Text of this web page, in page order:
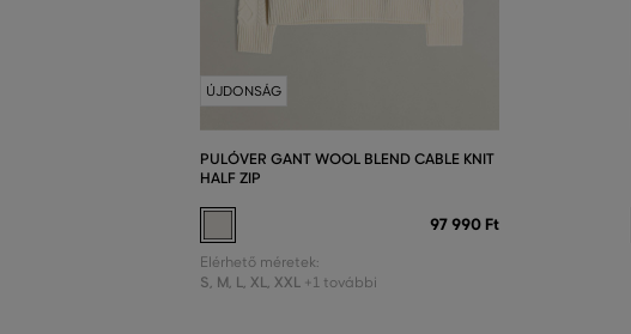
ÚJDONSÁG
PULÓVER GANT WOOL BLEND CABLE KNIT
HALF ZIP
97 990 Ft
Elérhető méretek:
S M L XL XXL +1 további